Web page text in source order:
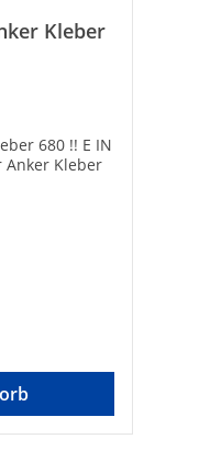
Kleber
680 !! E IN
Anker Kleber